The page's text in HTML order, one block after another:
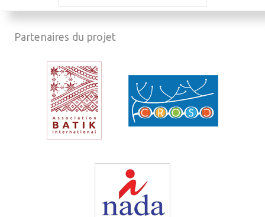
Partenaires du projet